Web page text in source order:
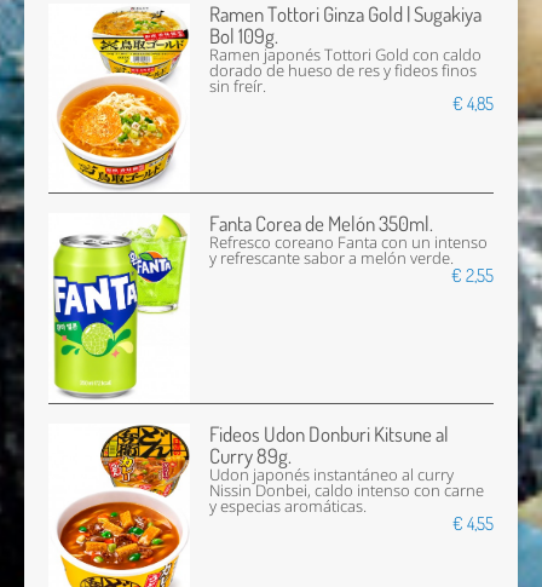
Ramen Tottori Ginza Gold | Sugakiya
Bol 109g.
Ramen japonés Tottori Gold con caldo
dorado de hueso de res y fideos finos
sin freír.
€ 4,85
Fanta Corea de Melón 350ml.
Refresco coreano Fanta con un intenso
y refrescante sabor a melón verde.
€ 2,55
Fideos Udon Donburi Kitsune al
Curry 89g.
Udon japonés instantáneo al curry
Nissin Donbei, caldo intenso con carne
y especias aromáticas.
€ 4,55